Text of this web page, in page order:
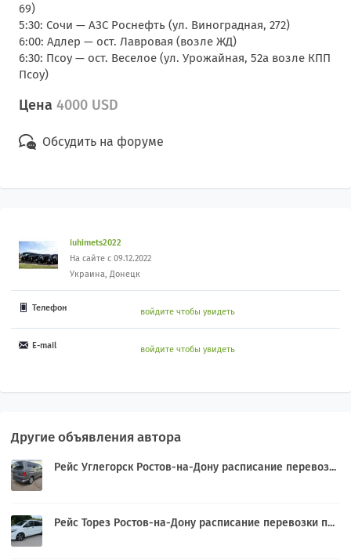
69)
5:30: Сочи — АЗС Роснефть (ул. Виноградная, 272)
6:00: Адлер — ост. Лавровая (возле ЖД)
6:30: Псоу — ост. Веселое (ул. Урожайная, 52а возле КПП
Псоу)
Цена 4000 USD
Обсудить на форуме
iuhimets2022
На сайте с 09.12.2022
Украина, Донецк
Телефон войдите чтобы увидеть
E-mail войдите чтобы увидеть
Другие объявления автора
Рейс Углегорск Ростов-на-Дону расписание перевоз...
Рейс Торез Ростов-на-Дону расписание перевозки п...